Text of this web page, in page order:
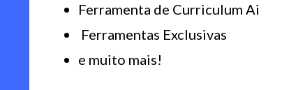
Ferramenta de Curriculum Ai
Ferramentas Exclusivas
e muito mais!